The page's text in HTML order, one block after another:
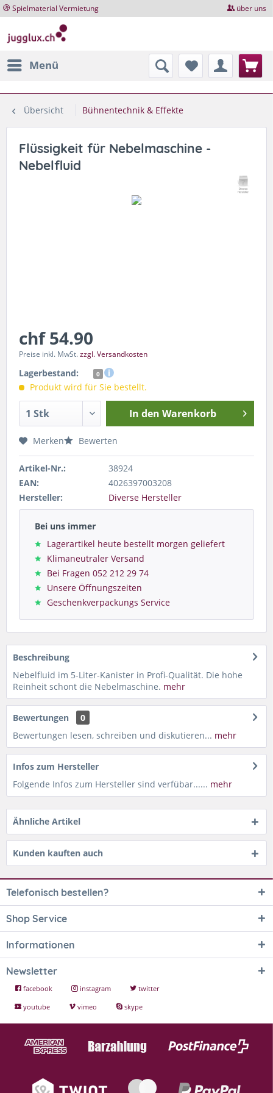
Spielmaterial Vermietung über uns
Menü
Übersicht Bühnentechnik & Effekte
Flüssigkeit für Nebelmaschine -
Nebelfluid
chf 54.90
Preise inkl. MwSt.zzgl. Versandkosten
Lagerbestand: 0
Produkt wird für Sie bestellt.
In den Warenkorb
Merken Bewerten
Artikel-Nr.:
38924
EAN:
4026397003208
Hersteller:
Diverse Hersteller
Bei uns immer
Lagerartikel heute bestellt morgen geliefert
Klimaneutraler Versand
Bei Fragen 052 212 29 74
Unsere Öffnungszeiten
Geschenkverpackungs Service
Beschreibung
Nebelfluid im 5-Liter-Kanister in Profi-Qualität. Die hohe
Reinheit schont die Nebelmaschine. mehr
Bewertungen
0
Bewertungen lesen, schreiben und diskutieren... mehr
Infos zum Hersteller
Folgende Infos zum Hersteller sind verfübar...... mehr
Ähnliche Artikel
Kunden kauften auch
Telefonisch bestellen?
Shop Service
Informationen
Newsletter
facebook instagram
twitter
youtube
vimeo skype